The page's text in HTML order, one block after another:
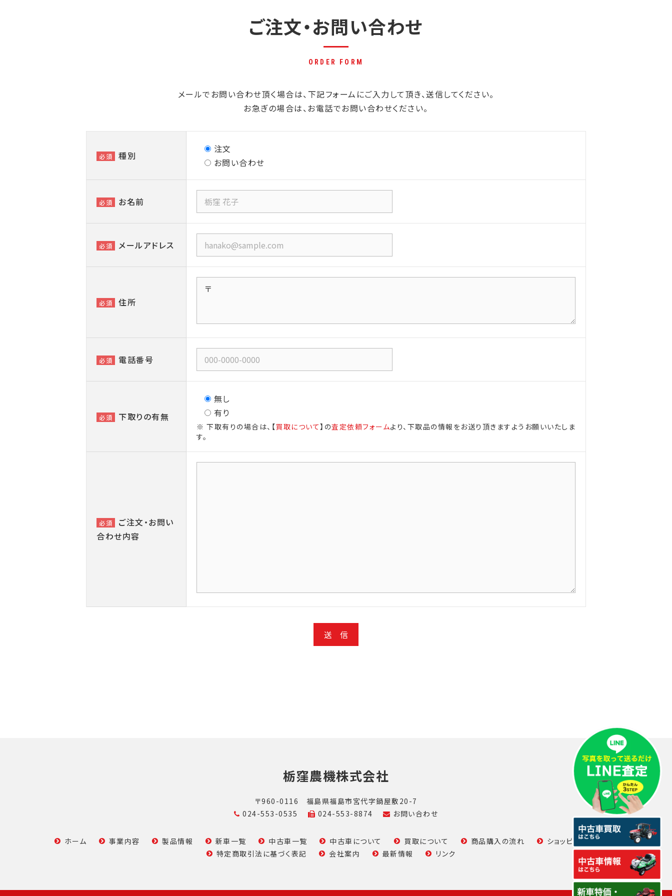
ご注文・お問い合わせ
ORDER FORM
メールでお問い合わせ頂く場合は、下記フォームにご入力して頂き、送信してください。
お急ぎの場合は、お電話でお問い合わせください。
必須 種別
注文
お問い合わせ
必須 お名前
必須 メールアドレス
必須 住所
必須 電話番号
必須 下取りの有無
無し
有り
※ 下取有りの場合は、【買取について】の査定依頼フォームより、下取品の情報をお送り頂きますようお願いいたしま
す。
必須
ご注文・お問い
合わせ内容
栃窪農機株式会社
〒960-0116 福島県福島市宮代字鍋屋敷20-7
024-553-0535
024-553-8874 お問い合わせ
ホーム 事業内容 製品情報 新車一覧 中古車一覧 中古車について 買取について 商品購入の流れ
ショッピングガイド
特定商取引法に基づく表記
会社案内 最新情報 リンク